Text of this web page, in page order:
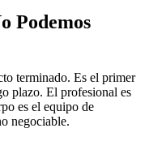
Podemos
terminado. Es el primer
plazo. El profesional es
es el equipo de
negociable.